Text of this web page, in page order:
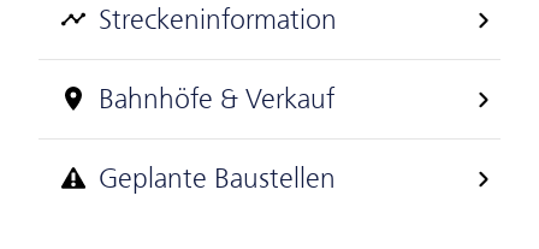
Streckeninformation
Bahnhöfe & Verkauf
Geplante Baustellen